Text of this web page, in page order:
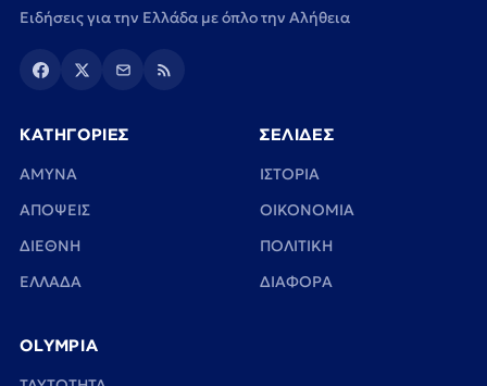
Ειδήσεις για την Ελλάδα με όπλο την Αλήθεια
ΚΑΤΗΓΟΡΙΕΣ
ΑΜΥΝΑ
ΑΠΟΨΕΙΣ
ΔΙΕΘΝΗ
ΕΛΛΑΔΑ
ΣΕΛΙΔΕΣ
ΙΣΤΟΡΙΑ
ΟΙΚΟΝΟΜΙΑ
ΠΟΛΙΤΙΚΗ
ΔΙΑΦΟΡΑ
OLYMPIA